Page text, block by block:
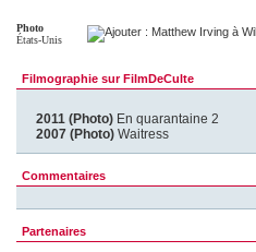
Photo
États-Unis
Filmographie sur FilmDeCulte
2011 (Photo) En quarantaine 2
2007 (Photo) Waitress
Commentaires
Partenaires